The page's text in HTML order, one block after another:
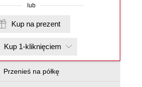
lub
Kup na prezent
Kup 1-kliknięciem
Przenieś na półkę